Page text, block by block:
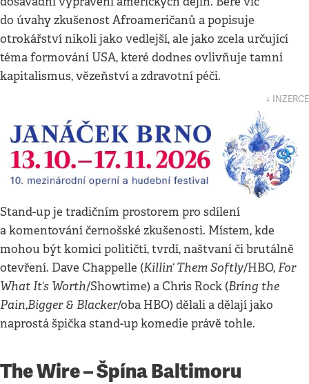
do úvahy zkušenost Afroameričanů a popisuje
otrokářství nikoli jako vedlejší, ale jako zcela určující
téma formování USA, které dodnes ovlivňuje tamní
kapitalismus, vězeňství a zdravotní péči.
↓ INZERCE
Stand-up je tradičním prostorem pro sdílení
a komentování černošské zkušenosti. Místem, kde
mohou být komici političtí, tvrdí, naštvaní či brutálně
otevření. Dave Chappelle (Killin‘ Them Softly/HBO,For
What It‘s Worth/Showtime) a Chris Rock (Bring the
Pain,Bigger & Blacker/oba HBO) dělali a dělají jako
naprostá špička stand-up komedie právě tohle.
The Wire – Špína Baltimoru